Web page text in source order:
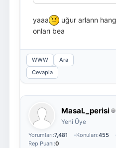
yaaa
uğur arlann
onları bea
WWW
Ara
Cevapla
MasaL_perisi
Yeni Üye
Yorumları:7,481 Konuları:455
Rep Puanı:0